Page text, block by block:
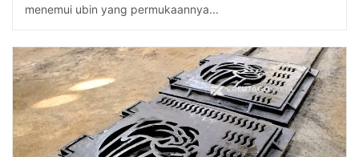
menemui ubin yang permukaannya...